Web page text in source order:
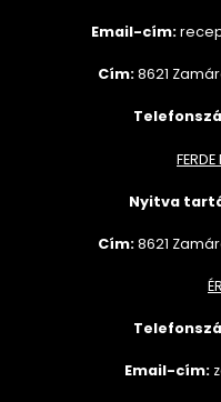
Email-cím:
Cím:8621
FERDE
Nyitva
Cím:8621
Email-cím: